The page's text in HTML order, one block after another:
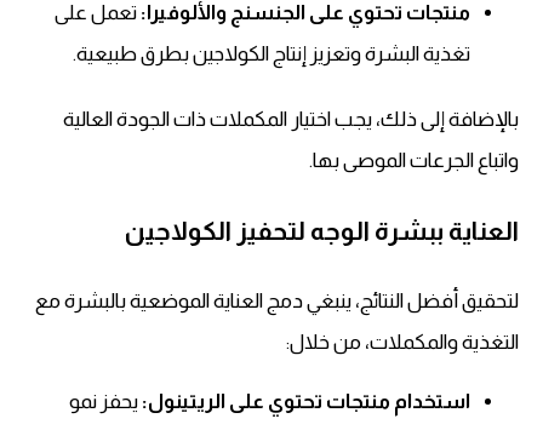
منتجات تحتوي على الجنسنج والألوفيرا: تعمل على
تغذية البشرة وتعزيز إنتاج الكولاجين بطرق طبيعية.
بالإضافة إلى ذلك، يجب اختيار المكملات ذات الجودة العالية
واتباع الجرعات الموصى بها.
العناية ببشرة الوجه لتحفيز الكولاجين
لتحقيق أفضل النتائج، ينبغي دمج العناية الموضعية بالبشرة مع
التغذية والمكملات، من خلال:
استخدام منتجات تحتوي على الريتينول: يحفز نمو